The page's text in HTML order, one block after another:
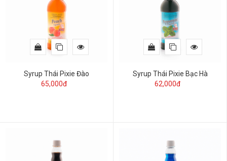
Syrup Thái Pixie Đào
65,000đ
Syrup Thái Pixie Bạc Hà
62,000đ